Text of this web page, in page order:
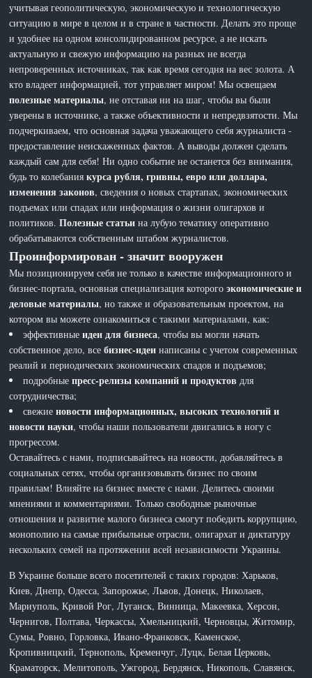
учитывая геополитическую, экономическую и технологическую
ситуацию в мире в целом и в стране в частности. Делать это проще
и удобнее на одном консолидированном ресурсе, а не искать
актуальную и свежую информацию на разных не всегда
непроверенных источниках, так как время сегодня на вес золота. А
кто владеет информацией, тот управляет миром! Мы освещаем
полезные материалы, не отставая ни на шаг, чтобы вы были
уверены в источнике, а также объективности и непредвзятости. Мы
подчеркиваем, что основная задача уважающего себя журналиста -
предоставление неискаженных фактов. А выводы должен сделать
каждый сам для себя! Ни одно событие не останется без внимания,
будь то колебаниякурса рубля, гривны, евро или доллара,
изменения законов, сведения о новых стартапах, экономических
подъемах или спадах или информация о жизни олигархов и
политиков.Полезные статьи на лубую тематику оперативно
обрабатываются собственным штабом журналистов.
Проинформирован - значит вооружен
Мы позиционируем себя не только в качестве информационного и
бизнес-портала, основная специализация которогоэкономические и
деловые материалы, но также и образовательным проектом, на
котором вы можете ознакомиться с такими материалами, как:
эффективныеидеи для бизнеса, чтобы вы могли начать
собственное дело, всебизнес-идеи написаны с учетом современных
реалий и периодических экономических спадов и подъемов;
подробныепресс-релизы компаний и продуктов для
сотрудничества;
свежиеновости информационных, высоких технологий и
новости науки, чтобы наши пользователи двигались в ногу с
прогрессом.
Оставайтесь с нами, подписывайтесь на новости, добавляйтесь в
социальных сетях, чтобы организовывать бизнес по своим
правилам! Влияйте на бизнес вместе с нами. Делитесь своими
мнениями и комментариями. Только свободные рыночные
отношения и развитие малого бизнеса смогут победить коррупцию,
монополию на самые прибыльные отрасли, олигархат и диктатуру
нескольких семей на протяжении всей независимости Украины.
В Украине больше всего посетителей с таких городов: Харьков,
Киев, Днепр, Одесса, Запорожье, Львов, Донецк, Николаев,
Мариуполь, Кривой Рог, Луганск, Винница, Макеевка, Херсон,
Чернигов, Полтава, Черкассы, Хмельницкий, Черновцы, Житомир,
Сумы, Ровно, Горловка, Ивано-Франковск, Каменское,
Кропивницкий, Тернополь, Кременчуг, Луцк, Белая Церковь,
Краматорск, Мелитополь, Ужгород, Бердянск, Никополь, Славянск,